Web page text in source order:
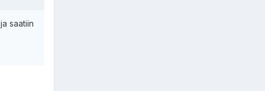
saatiin